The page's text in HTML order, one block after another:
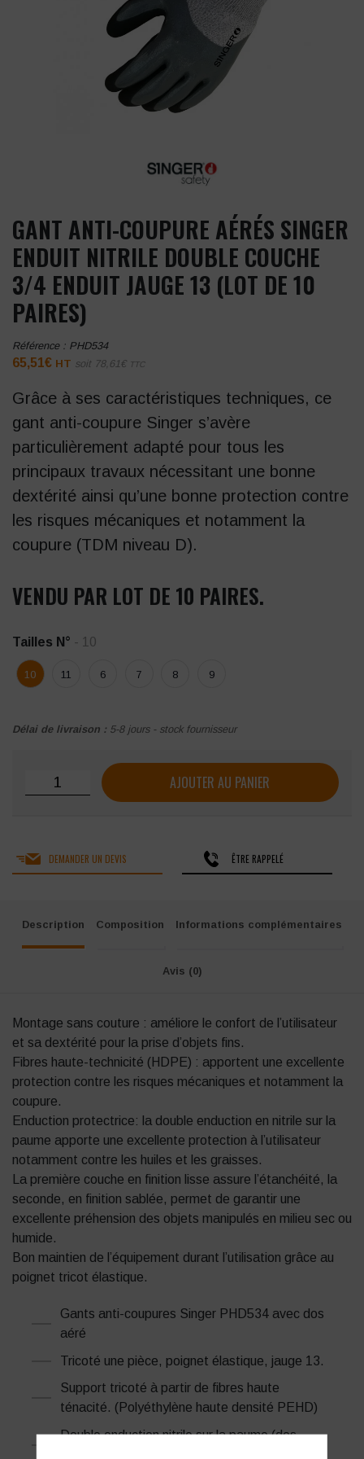
GANT ANTI-COUPURE AÉRÉS SINGER
ENDUIT NITRILE DOUBLE COUCHE
3/4 ENDUIT JAUGE 13 (LOT DE 10
PAIRES)
Référence : PHD534
65,51€ HT soit 78,61 € TTC
Grâce à ses caractéristiques techniques, ce
gant anti-coupure Singer s’avère
particulièrement adapté pour tous les
principaux travaux nécessitant une bonne
dextérité ainsi qu’une bonne protection contre
les risques mécaniques et notamment la
coupure (TDM niveau D).
VENDU PAR LOT DE 10 PAIRES.
Tailles N° - 10
10 11 6 7 8 9
Délai de livraison : 5-8 jours - stock fournisseur
quantité de Gant anti-coupure aérés SINGER Enduit
AJOUTER AU PANIER
DEMANDER UN DEVIS ÊTRE RAPPELÉ
Description Composition Informations complémentaires
Avis (0)
Montage sans couture : améliore le confort de l’utilisateur
et sa dextérité pour la prise d’objets fins.
Fibres haute-technicité (HDPE) : apportent une excellente
protection contre les risques mécaniques et notamment la
coupure.
Enduction protectrice: la double enduction en nitrile sur la
paume apporte une excellente protection à l’utilisateur
notamment contre les huiles et les graisses.
La première couche en finition lisse assure l’étanchéité, la
seconde, en finition sablée, permet de garantir une
excellente préhension des objets manipulés en milieu sec ou
humide.
Bon maintien de l’équipement durant l’utilisation grâce au
poignet tricot élastique.
Gants anti-coupures Singer PHD534 avec dos
aéré
Tricoté une pièce, poignet élastique, jauge 13.
Support tricoté à partir de fibres haute
ténacité. (Polyéthylène haute densité PEHD)
Double enduction nitrile sur la paume (dos